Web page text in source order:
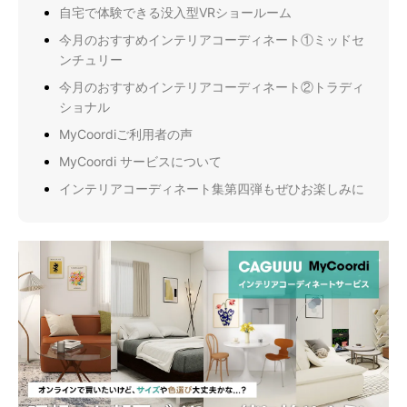
自宅で体験できる没入型VRショールーム
今月のおすすめインテリアコーディネート①ミッドセ
ンチュリー
今月のおすすめインテリアコーディネート②トラディ
ショナル
MyCoordiご利用者の声
MyCoordi サービスについて
インテリアコーディネート集第四弾もぜひお楽しみに